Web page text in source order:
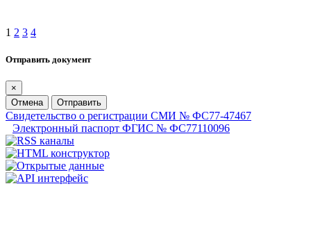
1 2 3 4
Отправить документ
×
Отмена
Отправить
Свидетельство о регистрации СМИ № ФС77-47467
Электронный паспорт ФГИС № ФС77110096